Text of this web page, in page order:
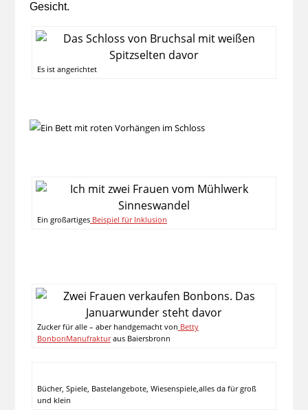
Gesicht.
Es ist angerichtet
Ein großartigesBeispiel für Inklusion
Zucker für alle – aber handgemacht von Betty
BonbonManufrakturaus Baiersbronn
Bücher, Spiele, Bastelangebote, Wiesenspiele,alles da für groß
und klein